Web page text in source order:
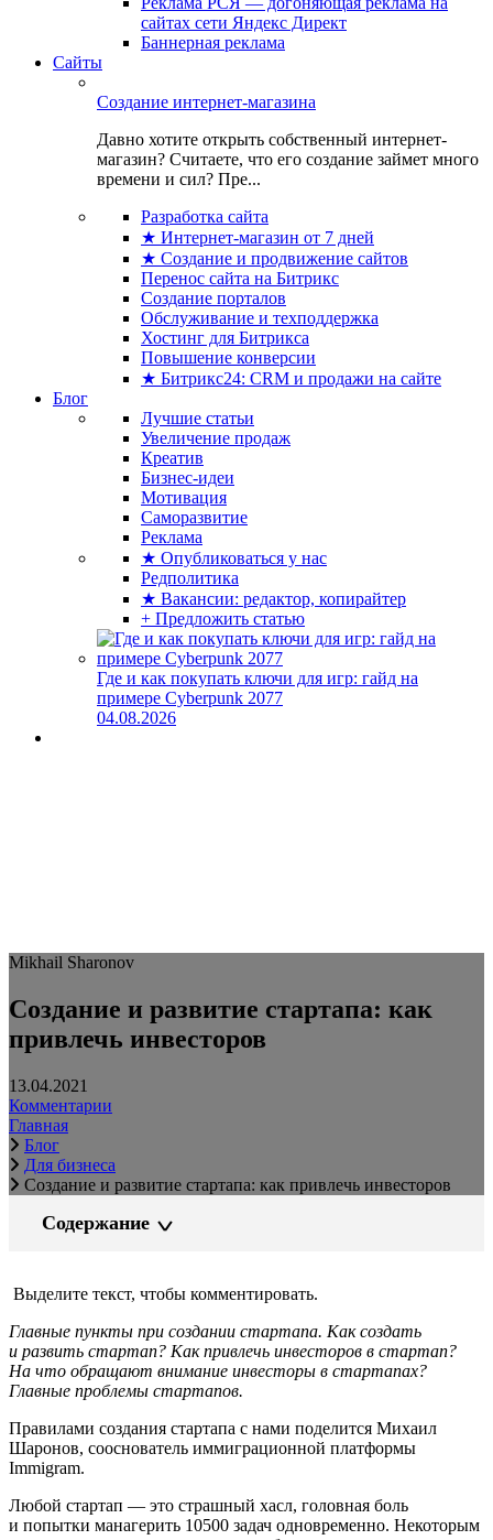
сайтах сети Яндекс Директ
Баннерная реклама
Сайты
Создание интернет-магазина
Давно хотите открыть собственный интернет-
магазин? Считаете, что его создание займет много
времени и сил? Пре...
Разработка сайта
★ Интернет-магазин от 7 дней
★ Создание и продвижение сайтов
Перенос сайта на Битрикс
Создание порталов
Обслуживание и техподдержка
Хостинг для Битрикса
Повышение конверсии
★ Битрикс24: CRM и продажи на сайте
Блог
Лучшие статьи
Увеличение продаж
Креатив
Бизнес-идеи
Мотивация
Саморазвитие
Реклама
★ Опубликоваться у нас
Редполитика
★ Вакансии: редактор, копирайтер
+ Предложить статью
Где и как покупать ключи для игр: гайд на
примере Cyberpunk 2077
04.08.2026
Mikhail Sharonov
Создание и развитие стартапа: как
привлечь инвесторов
13.04.2021
Комментарии
Главная
Блог
Для бизнеса
Создание и развитие стартапа: как привлечь инвесторов
Содержание
Выделите текст, чтобы комментировать.
Главные пункты при создании стартапа. Как создать
и развить стартап? Как привлечь инвесторов в стартап?
На что обращают внимание инвесторы в стартапах?
Главные проблемы стартапов.
Правилами создания стартапа с нами поделится Михаил
Шаронов, сооснователь иммиграционной платформы
Immigram.
Любой стартап — это страшный хасл, головная боль
и попытки манагерить 10500 задач одновременно. Некоторым